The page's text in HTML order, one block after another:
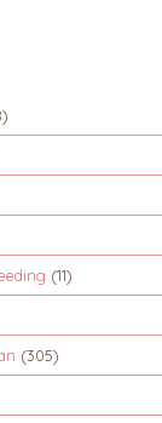
(11)
(305)